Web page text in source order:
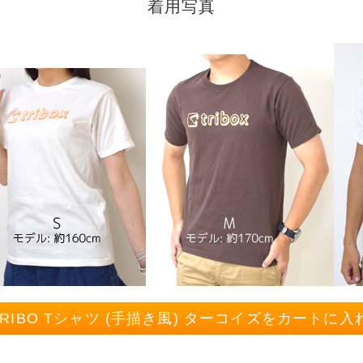
着用写真
Tシャツ (手描き風) ターコイズをカートに入